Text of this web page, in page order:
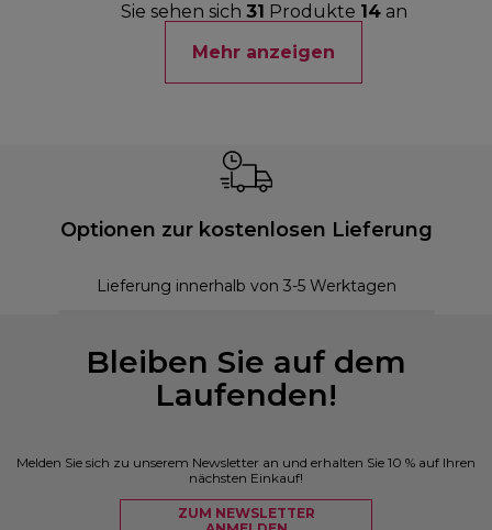
Sie sehen sich 31 Produkte 14an
Mehr anzeigen
Optionen zur kostenlosen Lieferung
Lieferung innerhalb von 3-5 Werktagen
Bleiben Sie auf dem
Laufenden!
Melden Sie sich zu unserem Newsletter an und erhalten Sie 10 % auf Ihren
nächsten Einkauf!
ZUM NEWSLETTER